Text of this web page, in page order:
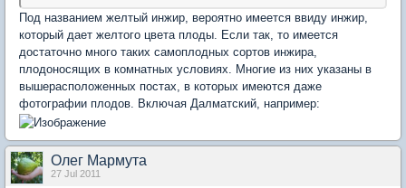
Под названием желтый инжир, вероятно имеется ввиду инжир,
который дает желтого цвета плоды. Если так, то имеется
достаточно много таких самоплодных сортов инжира,
плодоносящих в комнатных условиях. Многие из них указаны в
вышерасположенных постах, в которых имеются даже
фотографии плодов. Включая Далматский, например:
Олег Мармута
27 Jul 2011